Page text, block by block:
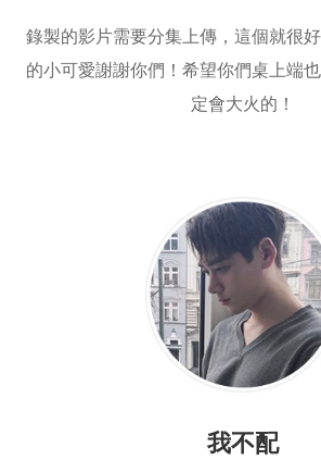
錄製的影片需要分集上傳，這個就很
的小可愛謝謝你們！希望你們桌上端
定會大火的！
我不配